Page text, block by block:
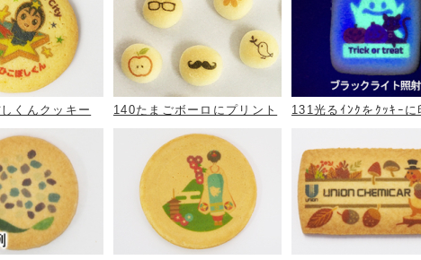
くんクッキー 140たまごボーロにプリント 131光るｲﾝｸをｸｯｷｰに